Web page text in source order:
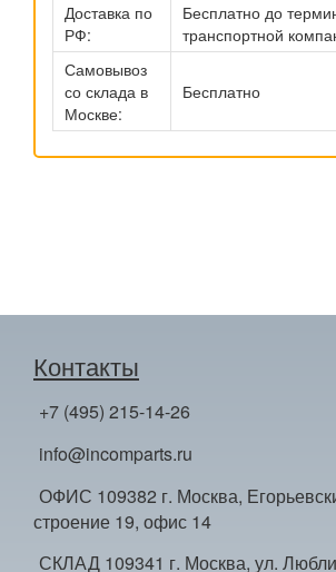
Доставка по
РФ:
Бесплатно до
транспортной
Самовывоз
со склада в
Москве:
Бесплатно
Контакты
+7 (495) 215-14-26
info@incomparts.ru
ОФИС 109382 г. Москва,
строение 19, офис 14
СКЛАД 109341 г. Москва, ул.